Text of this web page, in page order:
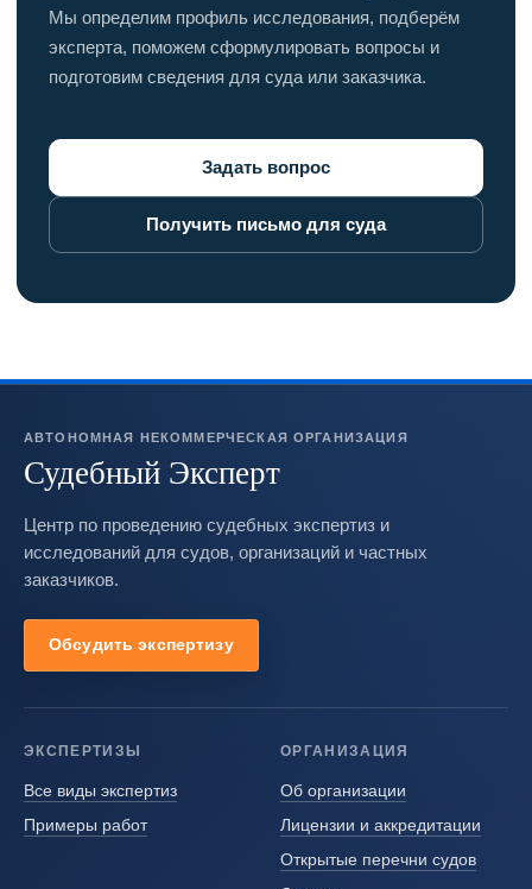
Мы определим профиль исследования, подберём
эксперта, поможем сформулировать вопросы и
подготовим сведения для суда или заказчика.
Задать вопрос
Получить письмо для суда
АВТОНОМНАЯ НЕКОММЕРЧЕСКАЯ ОРГАНИЗАЦИЯ
Судебный Эксперт
Центр по проведению судебных экспертиз и
исследований для судов, организаций и частных
заказчиков.
Обсудить экспертизу
ЭКСПЕРТИЗЫ
Все виды экспертиз
Примеры работ
ОРГАНИЗАЦИЯ
Об организации
Лицензии и аккредитации
Открытые перечни судов